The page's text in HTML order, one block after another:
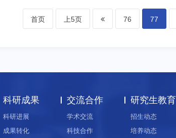
首页 上5页 76 77
科研成果
科研进展
成果转化
交流合作
学术交流
科技合作
研究生教育
招生动态
培养动态